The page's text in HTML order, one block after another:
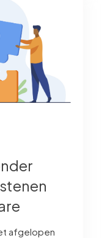
afgelopen